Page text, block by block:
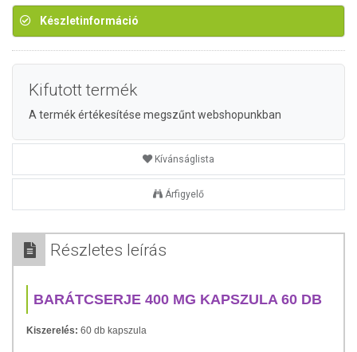
Készletinformáció
Kifutott termék
A termék értékesítése megszűnt webshopunkban
Kívánságlista
Árfigyelő
Részletes leírás
BARÁTCSERJE 400 MG KAPSZULA 60 DB
Kiszerelés: 60 db kapszula